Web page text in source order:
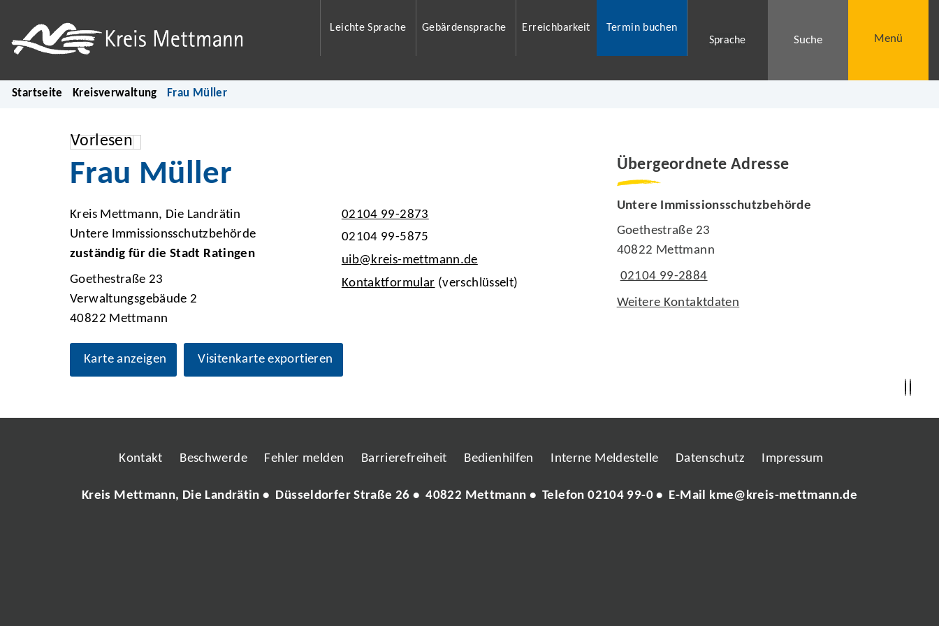
Leichte Sprache Gebärdensprache Erreichbarkeit
Termin buchen
Sprache
Suche Menü
Startseite Kreisverwaltung Frau Müller
Vorlesen
Frau Müller
Kreis Mettmann, Die Landrätin
Untere Immissionsschutzbehörde
zuständig für die Stadt Ratingen
Goethestraße 23
Verwaltungsgebäude 2
40822 Mettmann
02104 99-2873
02104 99-5875
uib@kreis-mettmann.de
Kontaktformular (verschlüsselt)
Karte anzeigen Visitenkarte exportieren
Übergeordnete Adresse
Untere Immissionsschutzbehörde
Goethestraße 23
40822 Mettmann
02104 99-2884
Weitere Kontaktdaten
Kontakt Beschwerde Fehler melden Barrierefreiheit Bedienhilfen Interne Meldestelle Datenschutz Impressum
Kreis Mettmann, Die Landrätin • Düsseldorfer Straße 26 • 40822 Mettmann • Telefon02104 99-0• E-Mail kme@kreis-mettmann.de